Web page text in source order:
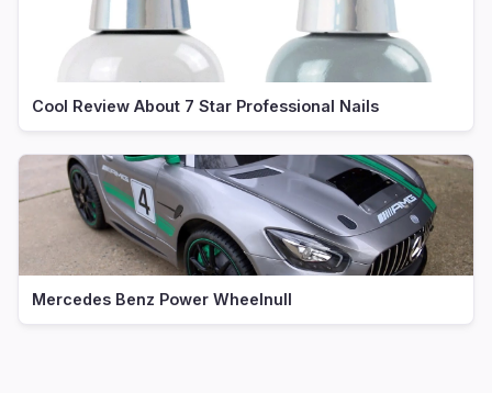
Cool Review About 7 Star Professional Nails
Mercedes Benz Power Wheelnull